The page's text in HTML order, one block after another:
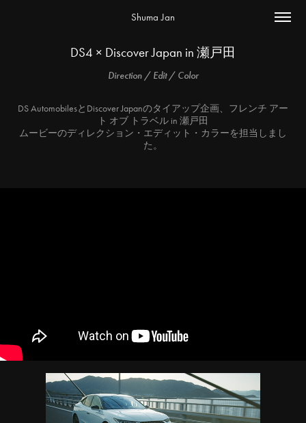
Shuma Jan
DS4 × Discover Japan in 瀬戸田
Direction / Edit / Color
DS AutomobilesとDiscover Japanのタイアップ企画、フレンチ アー
ト オブ トラベル in 瀬戸田
ムービーのディレクション・エディット・カラーを担当しまし
た。